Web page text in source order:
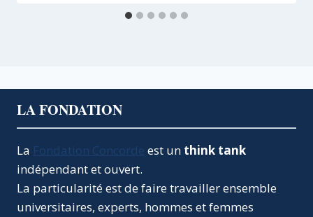
LA FONDATION
La Fondation Concorde est un think tank
indépendant et ouvert.
La particularité est de faire travailler ensemble
universitaires, experts, hommes et femmes